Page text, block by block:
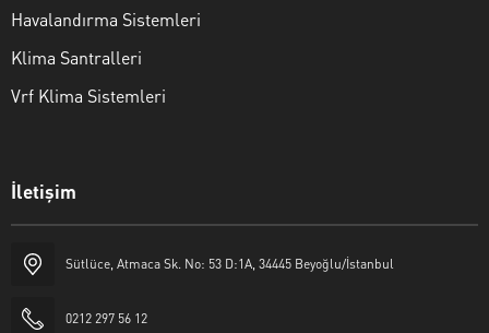
Havalandırma Sistemleri
Klima Santralleri
Vrf Klima Sistemleri
İletişim
Sütlüce, Atmaca Sk. No: 53 D:1A, 34445 Beyoğlu/İstanbul
0212 297 56 12
Nilka Klima